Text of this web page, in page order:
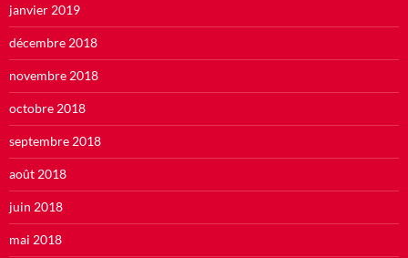
janvier 2019
décembre 2018
novembre 2018
octobre 2018
septembre 2018
août 2018
juin 2018
mai 2018